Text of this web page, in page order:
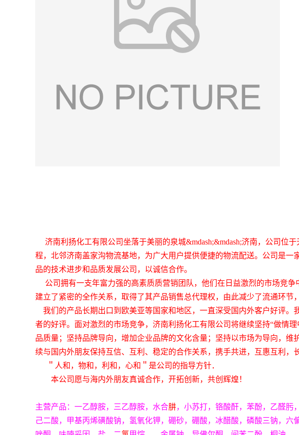
济南利扬化工有限公司坐落于美丽的泉城&mdash;&mdash;济南，公司位
程，北邻济南盖家沟物流基地，为广大用户提供便捷的物流配送。公司是
品的技术进步和品质发展公司，以诚信合作。
公司拥有一支年富力强的高素质质营销团队，他们在日益激烈的市场竞
建立了紧密的全作关系，取得了其产品销售总代理权，由此减少了流通环
我们的产品长期出口到欧美亚等国家和地区，一直深受国内外客户好评
者的好评。面对激烈的市场竞争，济南利扬化工有限公司将继续坚持“做情理
品质量；坚持品牌导向，增加企业品牌的文化含量；坚持以市场为导向，
续与国内外朋友保持互信、互利、稳定的合作关系，携手共进，互惠互利，
＂人和，物和，利和，心和＂是公司的指导方针．
本公司愿与海内外朋友真诚合作，开拓创新，共创辉煌！
主营产品：一乙醇胺，三乙醇胺，水合肼，小苏打，铬酸酐，苯酚，乙醛肟
己二酸，甲基丙烯磺酸钠，氢氧化钾，硼砂，硼酸，冰醋酸，磷酸三钠，